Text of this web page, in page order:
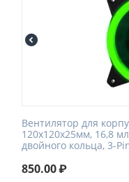
Вентилятор для
120x120x25мм, 16,8
двойного кольца, 3-
850.00₽